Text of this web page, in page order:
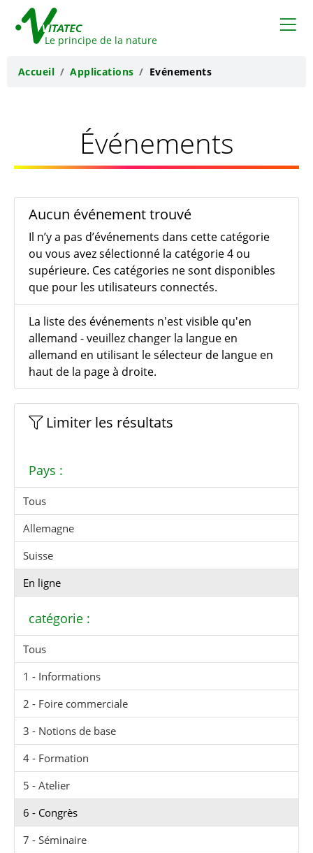
Le principe de la nature
Accueil Applications Evénements
Événements
Aucun événement trouvé
Il n’y a pas d’événements dans cette catégorie
ou vous avez sélectionné la catégorie 4 ou
supérieure. Ces catégories ne sont disponibles
que pour les utilisateurs connectés.
La liste des événements n'est visible qu'en
allemand - veuillez changer la langue en
allemand en utilisant le sélecteur de langue en
haut de la page à droite.
Limiter les résultats
Pays :
Tous
Allemagne
Suisse
En ligne
catégorie :
Tous
1 - Informations
2 - Foire commerciale
3 - Notions de base
4 - Formation
5 - Atelier
6 - Congrès
7 - Séminaire